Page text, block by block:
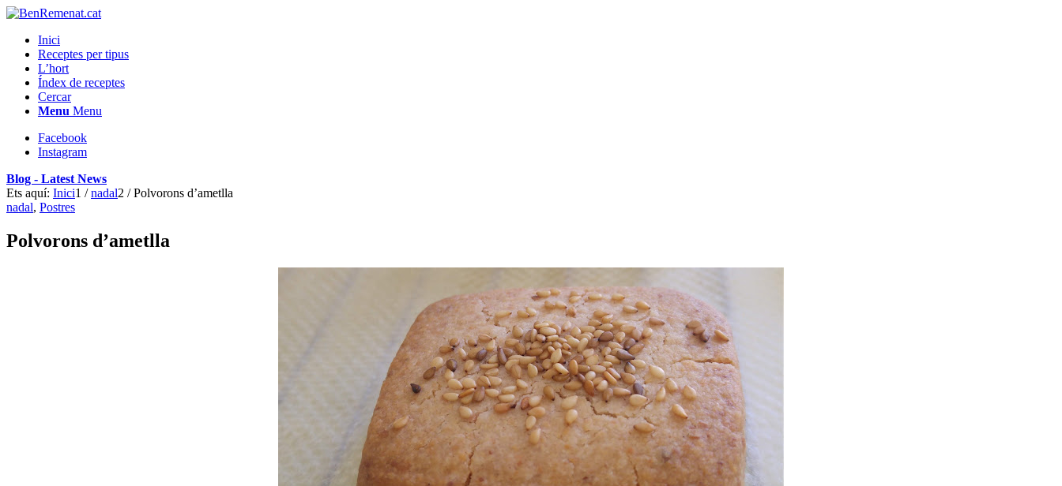
Inici
Receptes per tipus
L’hort
Índex de receptes
Cercar
Menu Menu
Facebook
Instagram
Blog - Latest News
Ets aquí: Inici1 / nadal2 / Polvorons d’ametlla
nadal, Postres
Polvorons d’ametlla